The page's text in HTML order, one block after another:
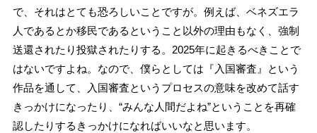
で、それはとても恐ろしいことですが。例えば、ベネズエラ
人であるとか移民であるということ以外の理由もなく、強制
送還されたり投獄されたりする。2025年に起きるべきことで
はないですよね。なので、僕らとしては『入国審査』という
作品を通して、入国審査というプロセスの意味を改めて話す
きっかけになったり、“みんな人間だよね”ということを再確
認したりするきっかけになればいいなと思います。